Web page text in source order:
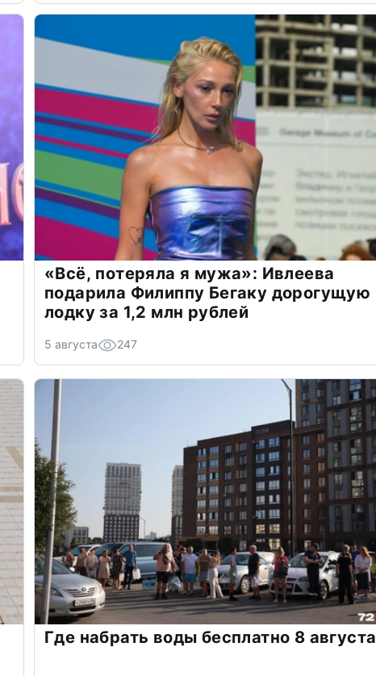
«Всё, потеряла я мужа»: Ивлеева
подарила Филиппу Бегаку дорогущую
лодку за 1,2 млн рублей
5 августа 247
Где набрать воды бесплатно 8 августа